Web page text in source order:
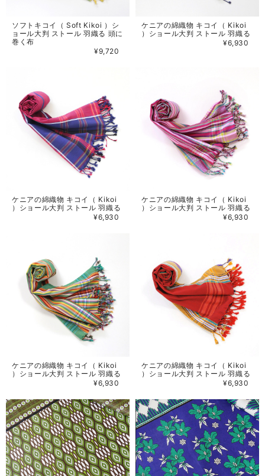
ソフトキコイ（ Soft Kikoi ）シ
ョール大判 ストール 羽織る 頭に
巻く布
¥9,720
ケニアの綿織物 キコイ（ Kikoi
）ショール大判 ストール 羽織る
¥6,930
ケニアの綿織物 キコイ（ Kikoi
）ショール大判 ストール 羽織る
¥6,930
ケニアの綿織物 キコイ（ Kikoi
）ショール大判 ストール 羽織る
¥6,930
ケニアの綿織物 キコイ（ Kikoi
）ショール大判 ストール 羽織る
¥6,930
ケニアの綿織物 キコイ（ Kikoi
）ショール大判 ストール 羽織る
¥6,930